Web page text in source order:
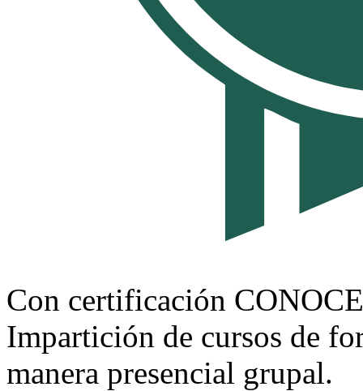
Con certificación
Impartición de cursos de
manera presencial grupal.